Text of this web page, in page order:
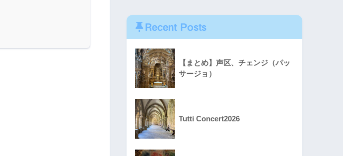
Recent Posts
【まとめ】声区、チェンジ（パッ
サージョ）
Tutti Concert2026